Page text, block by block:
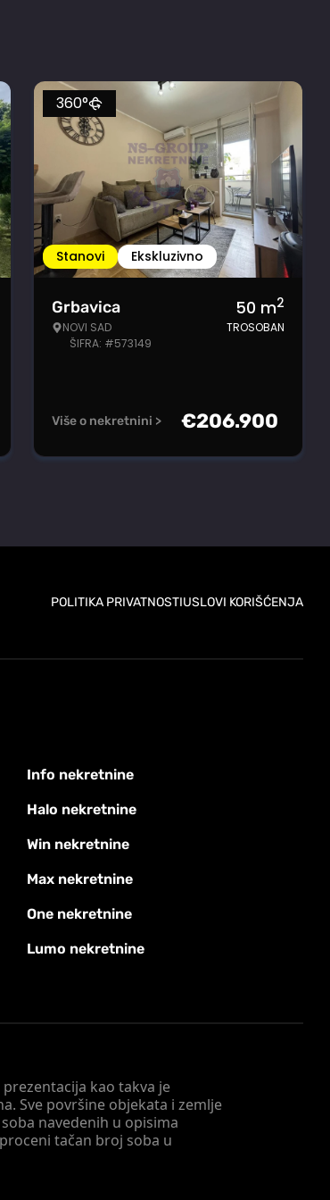
Stanovi Ekskluzivno
360°
Grbavica
NOVI SAD
ŠIFRA: #573149
50 m2
TROSOBAN
Više o nekretnini > €206.900
POLITIKA PRIVATNOSTIUSLOVI KORIŠĆENJA
kao takva je
Sve površine objekata i zemlje
navedenih u opisima
tačan broj soba u
Info nekretnine
Halo nekretnine
Win nekretnine
Max nekretnine
One nekretnine
Lumo nekretnine